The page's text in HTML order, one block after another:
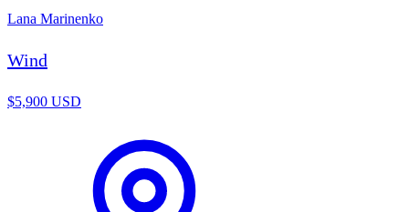
Lana Marinenko
Wind
$5,900 USD